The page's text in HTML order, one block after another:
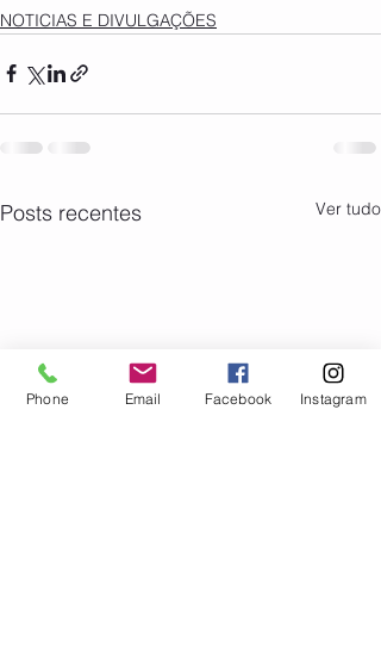
NOTICIAS E DIVULGAÇÕES
Posts recentes Ver tudo
Phone Email Facebook Instagram